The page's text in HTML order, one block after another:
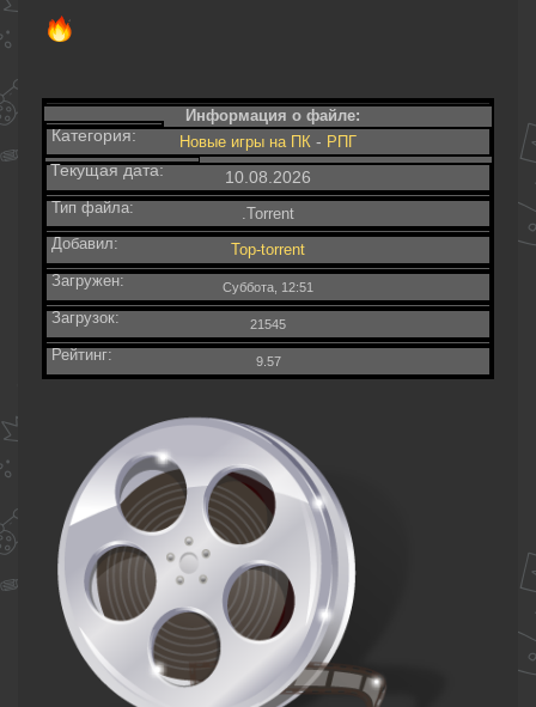
Информация о файле:
Категория: Новые игры на ПК - РПГ
Текущая дата: 10.08.2026
Тип файла:
.Torrent
Добавил:
Top-torrent
Загружен:
Суббота, 12:51
Загрузок: 21545
Рейтинг: 9.57